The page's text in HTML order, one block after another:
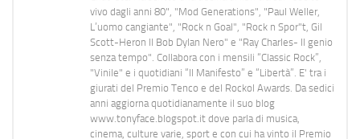
vivo dagli anni 80", "Mod Generations", "Paul Weller,
L’uomo cangiante", "Rock n Goal", "Rock n Spor"t, Gil
Scott-Heron Il Bob Dylan Nero" e "Ray Charles- Il genio
senza tempo". Collabora con i mensili “Classic Rock”,
"Vinile" e i quotidiani “Il Manifesto” e “Libertà”. E' tra i
giurati del Premio Tenco e del Rockol Awards. Da sedici
anni aggiorna quotidianamente il suo blog
www.tonyface.blogspot.it dove parla di musica,
cinema, culture varie, sport e con cui ha vinto il Premio